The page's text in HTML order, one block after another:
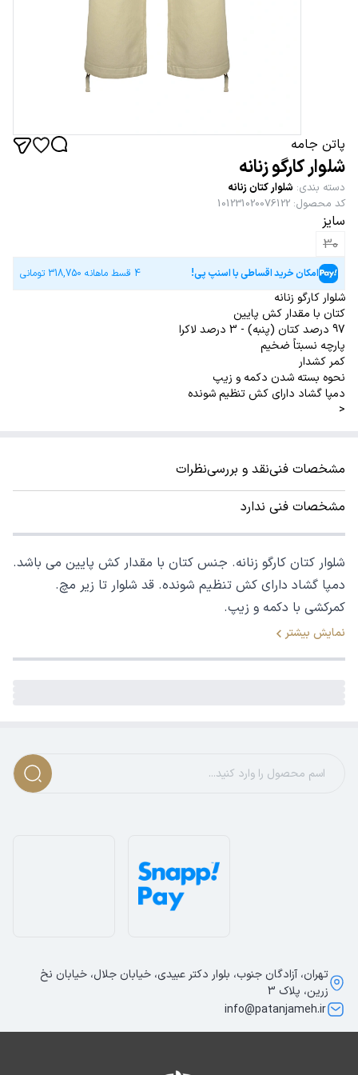
پاتن جامه
شلوار کارگو زنانه
دسته بندی: شلوار کتان زنانه
کد محصول:
101231020076122
سایز
30
امکان خرید اقساطی با اسنپ پی! 4 قسط ماهانه 318,750 تومانی
شلوار کارگو زنانه
کتان با مقدار کش پایین
97 درصد کتان (پنبه) - 3 درصد لاکرا
پارچه نسبتاً ضخیم
کمر کشدار
نحوه بسته شدن دکمه و زیپ
دمپا گشاد دارای کش تنظیم شونده
<
مشخصات فنینقد و بررسینظرات
مشخصات فنی ندارد
شلوار کتان کارگو زنانه. جنس کتان با مقدار کش پایین می باشد.
دمپا گشاد دارای کش تنظیم شونده. قد شلوار تا زیر مچ.
کمرکشی با دکمه و زیپ.
نمایش بیشتر
تهران، آزادگان جنوب، بلوار دکتر عبیدی، خیابان جلال، خیابان نخ
زرین، پلاک 3
info@patanjameh.ir